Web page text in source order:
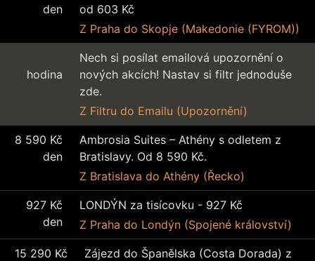
den
od 603 Kč
Z Praha do Skopje (Makedonie (FYROM))
hodina
Nech si posílat emailová upozornění o
nových akcích! Nastav si filtr jednoduše
zde.
Z Filtru do Emailu (Upozornění)
8 590 Kč
den
Ambrosia Suites – Athény s odletem z
Bratislavy. Od 8 590 Kč.
Z Bratislava do Athény (Řecko)
927 Kč
den
LONDÝN za tisícovku - 927 Kč
Z Praha do Londýn (Spojené království)
15 290 Kč
Zájezd do Španělska (Costa Dorada) z